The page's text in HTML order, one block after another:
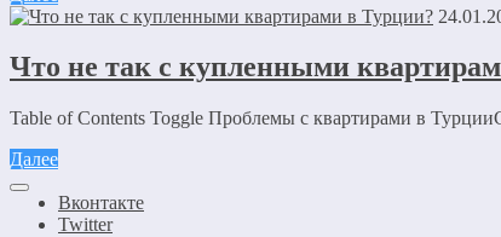
Что не так с купленными
Table of Contents Toggle Проблемы с квартирами в
Далее
Вконтакте
Twitter